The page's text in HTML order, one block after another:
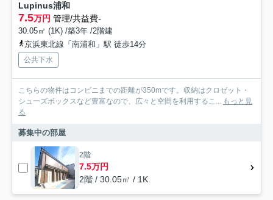
Lupinus浦和
7.5万円 管理/共益費-
30.05㎡ (1K) /築3年 /2階建
京浜東北線「南浦和」駅 徒歩14分
公共下水
こちらの物件はコンビニまでの距離が350mです。収納はクロゼット・
シューズボックスなど豊富なので、広々と空間を利用するこ... もっと見
る
募集中の部屋
2階
7.5万円
2階 / 30.05㎡ / 1K